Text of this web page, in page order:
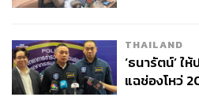
จ่ายหนี้-แอบร
THAILAND
‘ธนารัตน์’ ใ
แฉช่องโหว่